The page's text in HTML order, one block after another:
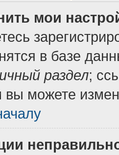
мои
в базе
раздел;
можете